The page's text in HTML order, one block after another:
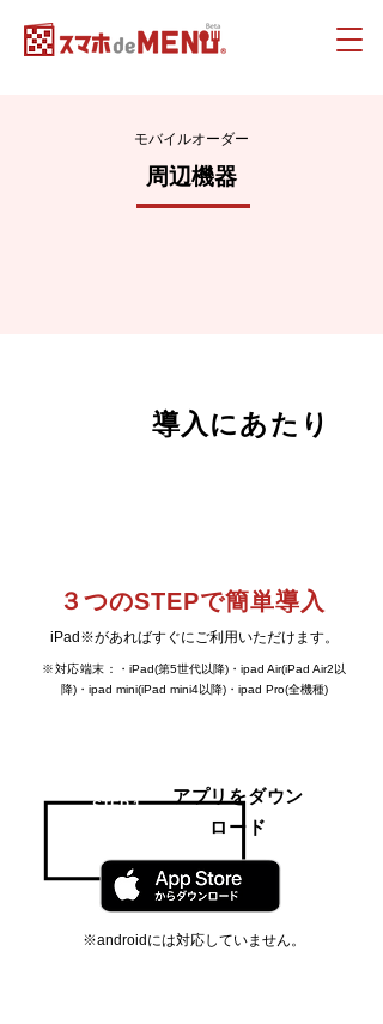
モバイルオーダー
周辺機器
導入にあたり
３つのSTEPで簡単導入
iPad※があればすぐにご利用いただけます。
※対応端末：
・iPad(第5世代以降)・ipad Air(iPad Air2以
降)・ipad mini(iPad mini4以降)・ipad Pro(全機種)
STEP 1
アプリをダウン
ロード
※androidには対応していません。